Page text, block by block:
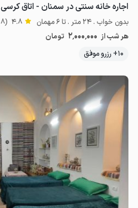
اجاره خانه سنتی در سمنان - اتاق کرسی
بدون خواب . 24 متر . تا 6 مهمان 4.8 (8 نظر)
هر شب از 2٬000٬000 تومان
10+ رزرو موفق